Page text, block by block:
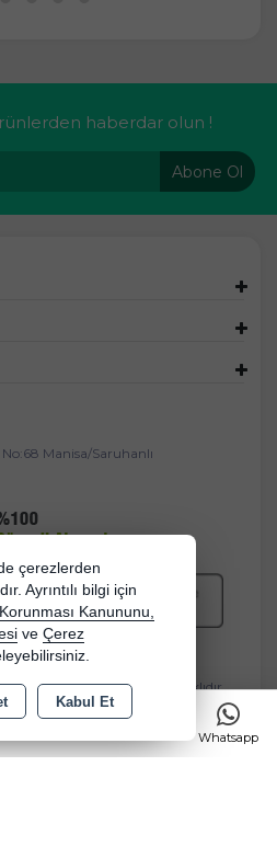
Whatsapp
haberdar olun !
Abone Ol
Manisa/Saruhanlı
- Tüm hakları saklıdır.
SSL sertifikası ile korunmaktadır.
çerezlerden
Ayrıntılı bilgi için
Kanununu,
ve Çerez
Kabul Et